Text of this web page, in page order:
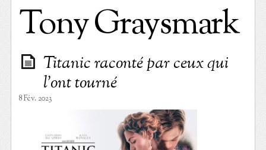
Tony Graysmark
Titanic raconté par ceux qui
l’ont tourné
8 Fév. 2023